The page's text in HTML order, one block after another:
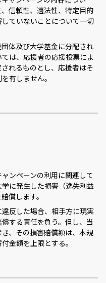
信頼性、適法性、特定目的
ていないことについて一切
体及び大学基金に分配され
は、応援者の応援投票によ
れるものとし、応援者はそ
有しません。
ンペーンの利用に関連して
に発生した損害（逸失利益
償します。
反した場合、相手方に現実
する責任を負う。但し、当
、その損害賠償額は、本規
金額を上限とする。